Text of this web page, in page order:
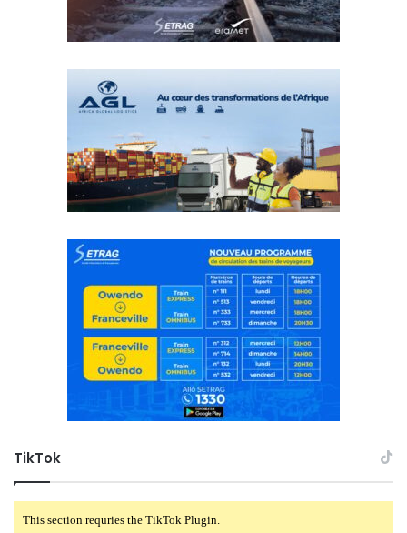
TikTok
This section requries the TikTok Plugin.